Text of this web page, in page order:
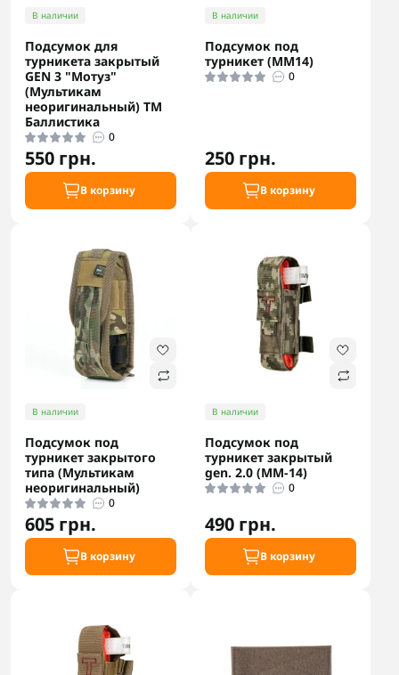
В наличии
Подсумок для
турникета закрытый
GEN 3 "Мотуз"
(Мультикам
неоригинальный) ТМ
Баллистика
0
550 грн.
В корзину
В наличии
Подсумок под
турникет (ММ14)
0
250 грн.
В корзину
В наличии
Подсумок под
турникет закрытого
типа (Мультикам
неоригинальный)
0
605 грн.
В корзину
В наличии
Подсумок под
турникет закрытый
gen. 2.0 (ММ-14)
0
490 грн.
В корзину